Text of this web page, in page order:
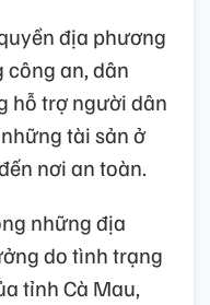
địa phương
an, dân
hỗ trợ người dân
tài sản ở
nơi an toàn.
những địa
do tình trạng
tỉnh Cà Mau,